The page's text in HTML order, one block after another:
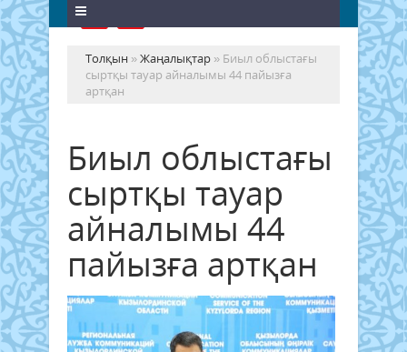
Толқын »Жаңалықтар » Биыл облыстағы
сыртқы тауар айналымы 44 пайызға
артқан
Биыл облыстағы
сыртқы тауар
айналымы 44
пайызға артқан